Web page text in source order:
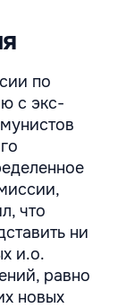
по
с экс-
что
ни
и.о.
равно
новых